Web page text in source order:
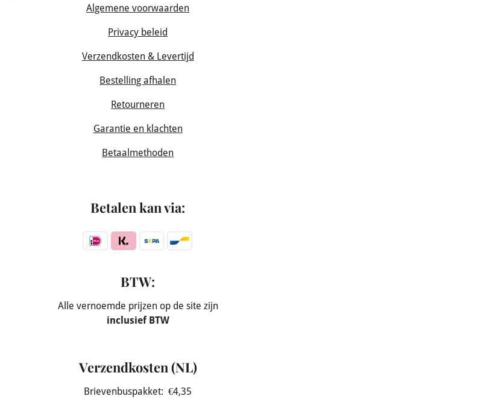
Algemene voorwaarden
Privacy beleid
Verzendkosten & Levertijd
Bestelling afhalen
Retourneren
Garantie en klachten
Betaalmethoden
Betalen kan via:
BTW:
Alle vernoemde prijzen op de site zijn
inclusief BTW
Verzendkosten (NL)
Brievenbuspakket: €4,35